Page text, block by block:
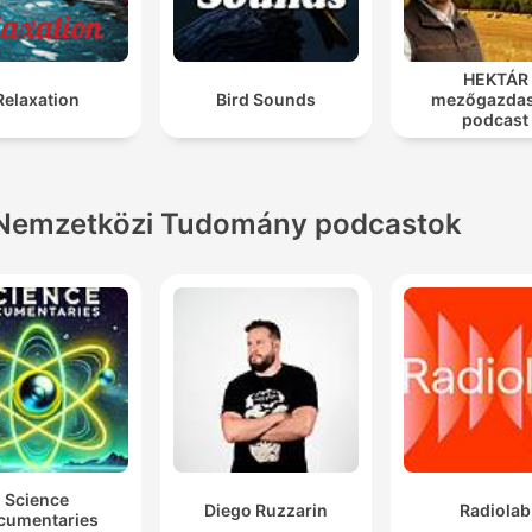
Bird Sounds
HEKTÁR
podcast
Tudomány podcastok
Science
Diego Ruzzarin Radiolab